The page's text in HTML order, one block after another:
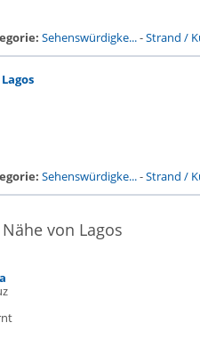
Sehenswürdigke...-Strand /
Sehenswürdigke...-Strand /
von Lagos